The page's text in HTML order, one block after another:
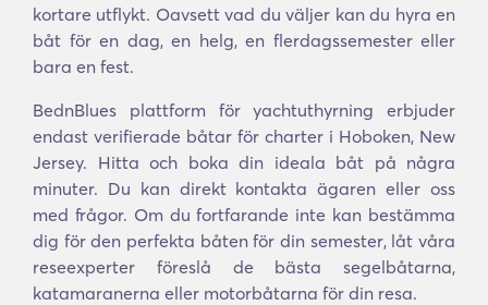
kortare utflykt. Oavsett vad du väljer kan du hyra en
båt för en dag, en helg, en flerdagssemester eller
bara en fest.
BednBlues plattform för yachtuthyrning erbjuder
endast verifierade båtar för charter i Hoboken, New
Jersey. Hitta och boka din ideala båt på några
minuter. Du kan direkt kontakta ägaren eller oss
med frågor. Om du fortfarande inte kan bestämma
dig för den perfekta båten för din semester, låt våra
reseexperter föreslå de bästa segelbåtarna,
katamaranerna eller motorbåtarna för din resa.